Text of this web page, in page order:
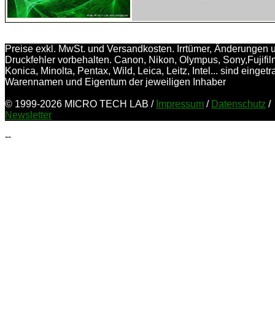
Preise exkl. MwSt. und Versandkosten. Irrtümer, Änderungen
Druckfehler vorbehalten. Canon, Nikon, Olympus,
Konica, Minolta, Pentax, Wild, Leica, Leitz, Intel... sind
Warennamen und Eigentum der jeweiligen Inhaber
© 1999-2026 MICRO TECH LAB / Impressum / Datenschutz /
Newsletter
--